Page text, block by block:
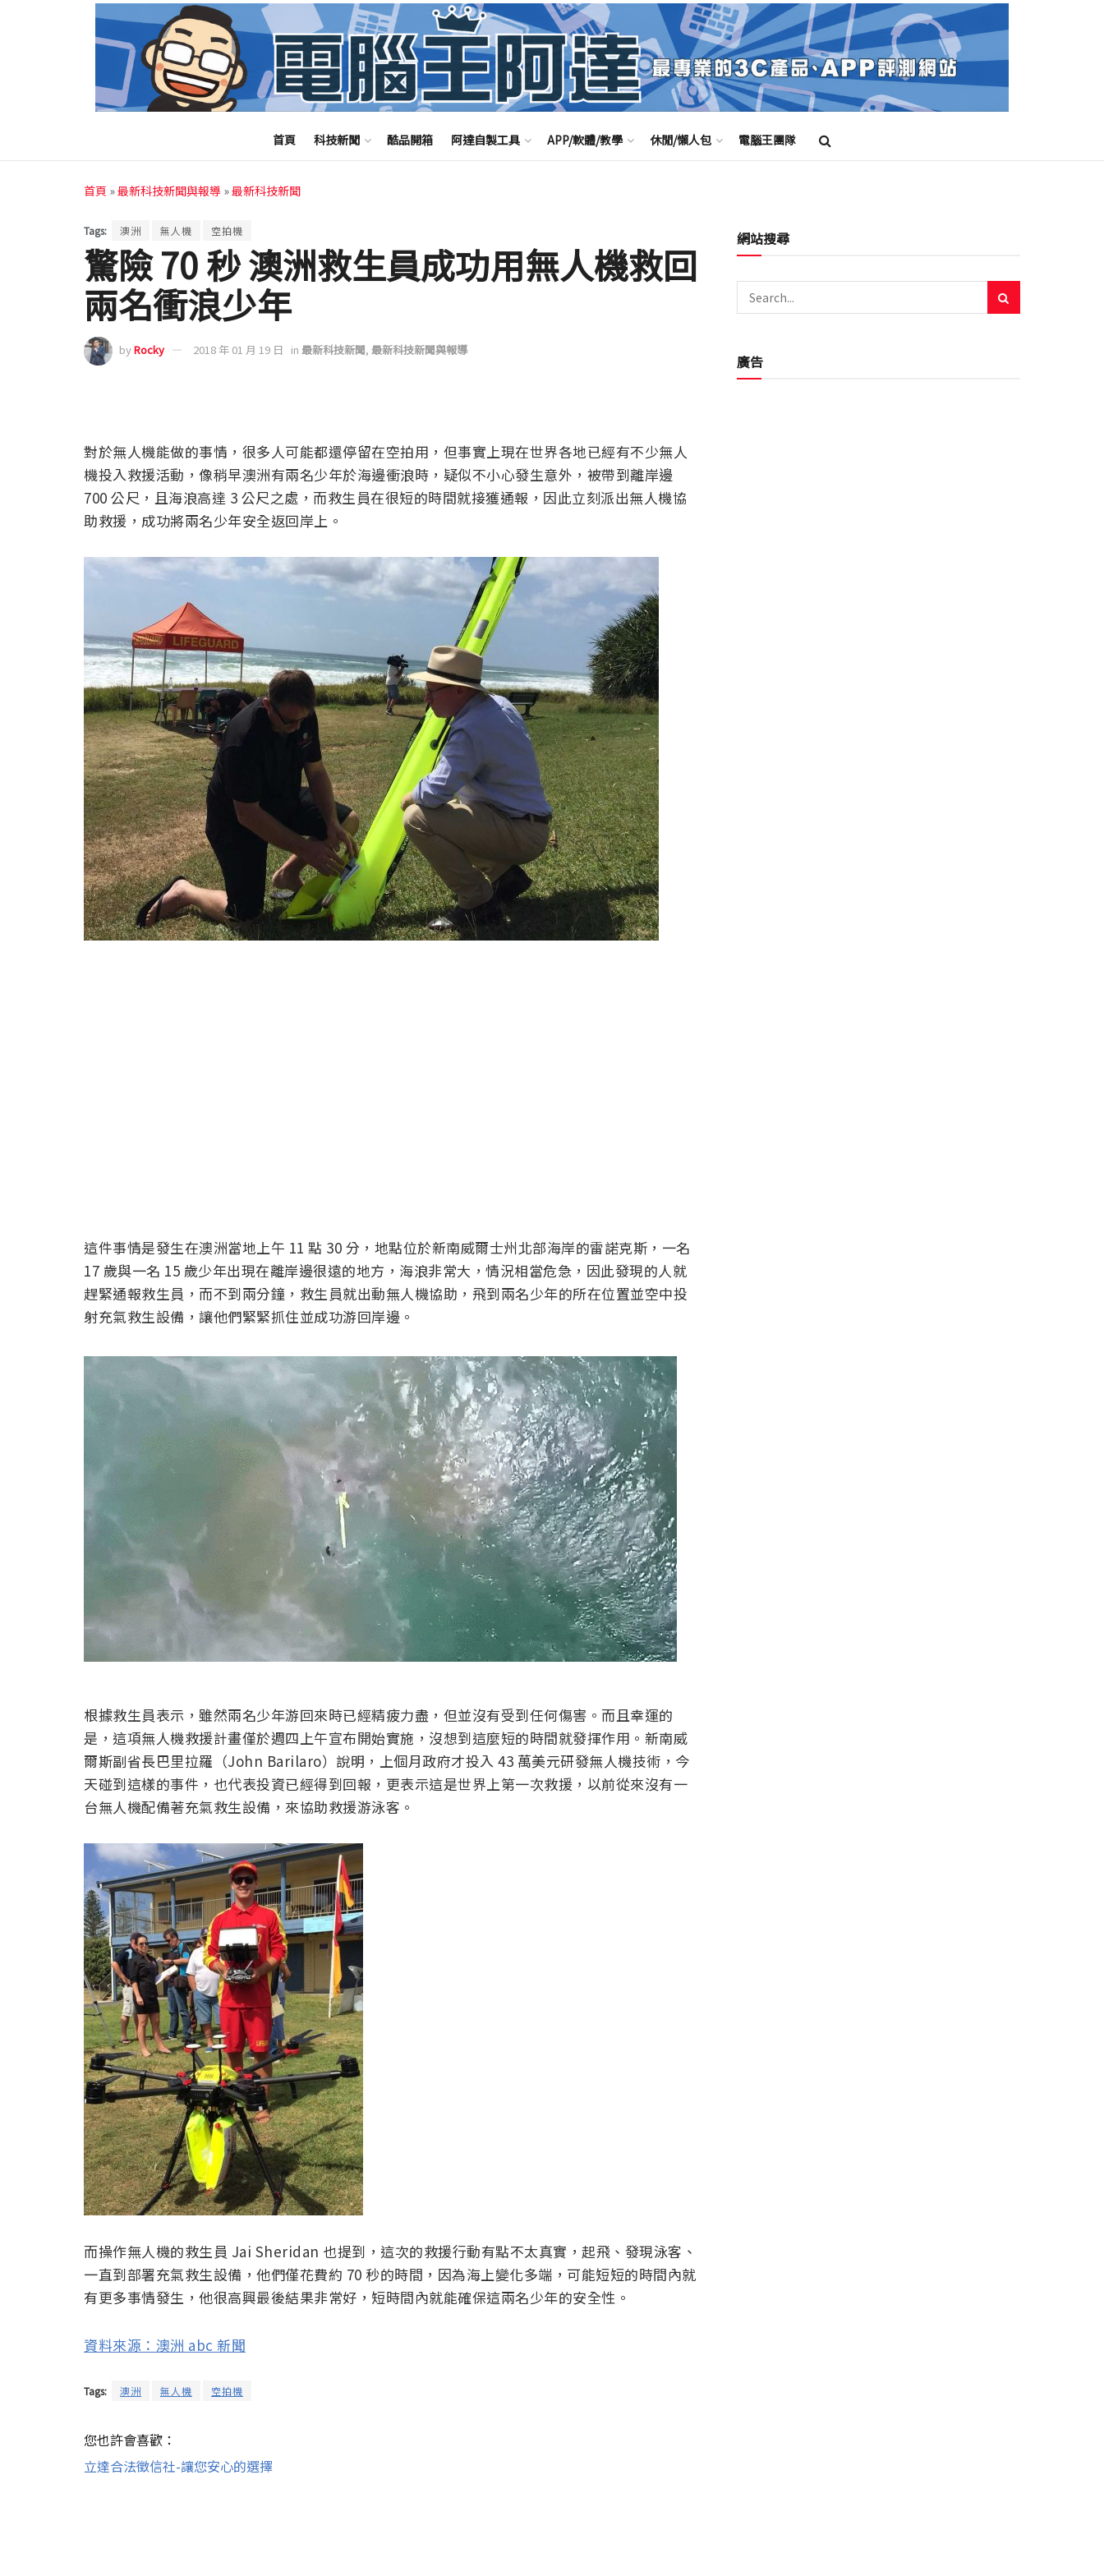
首頁 科技新聞 酷品開箱 阿達自製工具 APP/軟體/教學 休閒/懶人包 電腦王團隊
首頁 »最新科技新聞與報導 »最新科技新聞
Tags: 澳洲 無人機 空拍機
驚險 70 秒 澳洲救生員成功用無人機救回
兩名衝浪少年
byRocky 2018 年 01 月 19 日 in 最新科技新聞, 最新科技新聞與報導
對於無人機能做的事情，很多人可能都還停留在空拍用，但事實上現在世界各地已經有不少無人
機投入救援活動，像稍早澳洲有兩名少年於海邊衝浪時，疑似不小心發生意外，被帶到離岸邊
700 公尺，且海浪高達 3 公尺之處，而救生員在很短的時間就接獲通報，因此立刻派出無人機協
助救援，成功將兩名少年安全返回岸上。
這件事情是發生在澳洲當地上午 11 點 30 分，地點位於新南威爾士州北部海岸的雷諾克斯，一名
17 歲與一名 15 歲少年出現在離岸邊很遠的地方，海浪非常大，情況相當危急，因此發現的人就
趕緊通報救生員，而不到兩分鐘，救生員就出動無人機協助，飛到兩名少年的所在位置並空中投
射充氣救生設備，讓他們緊緊抓住並成功游回岸邊。
根據救生員表示，雖然兩名少年游回來時已經精疲力盡，但並沒有受到任何傷害。而且幸運的
是，這項無人機救援計畫僅於週四上午宣布開始實施，沒想到這麼短的時間就發揮作用。新南威
爾斯副省長巴里拉羅（John Barilaro）說明，上個月政府才投入 43 萬美元研發無人機技術，今
天碰到這樣的事件，也代表投資已經得到回報，更表示這是世界上第一次救援，以前從來沒有一
台無人機配備著充氣救生設備，來協助救援游泳客。
而操作無人機的救生員 Jai Sheridan 也提到，這次的救援行動有點不太真實，起飛、發現泳客、
一直到部署充氣救生設備，他們僅花費約 70 秒的時間，因為海上變化多端，可能短短的時間內就
有更多事情發生，他很高興最後結果非常好，短時間內就能確保這兩名少年的安全性。
資料來源：澳洲 abc 新聞
Tags: 澳洲 無人機 空拍機
您也許會喜歡：
立達合法徵信社-讓您安心的選擇
網站搜尋
廣告